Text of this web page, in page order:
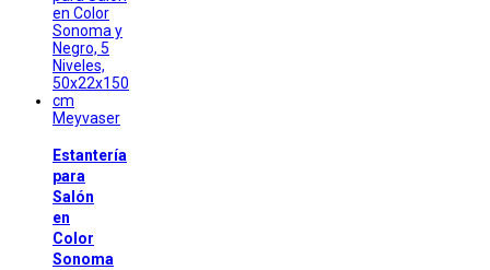
Meyvaser
Estantería
para
Salón
en
Color
Sonoma